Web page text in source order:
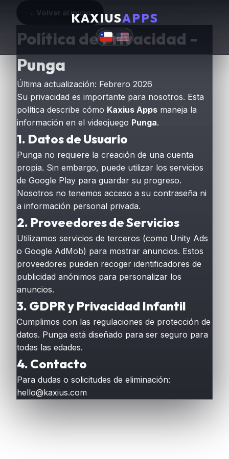
KAXIUSAPPS
← Volver al inicio
Política de Privacidad -
Punga
Última actualización: Febrero 2026
Su privacidad es importante para nosotros. Esta
política describe cómo Kaxius Apps maneja la
información en el videojuego Punga.
1. Datos de Usuario
Punga no requiere la creación de una cuenta
propia. Sin embargo, puede utilizar los servicios
de Google Play para guardar su progreso.
Nosotros no tenemos acceso a su contraseña ni
a información personal privada.
2. Proveedores de Servicios
Utilizamos servicios de terceros (como Unity Ads
o Google AdMob) para mostrar anuncios. Estos
proveedores pueden recoger identificadores de
publicidad anónimos para personalizar los
anuncios.
3. GDPR y Privacidad Infantil
Cumplimos con las regulaciones de protección de
datos. Punga está diseñado para ser seguro para
todas las edades.
4. Contacto
Para dudas o solicitudes de eliminación:
hello@kaxius.com